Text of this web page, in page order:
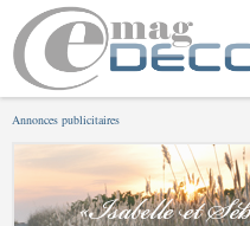
Annonces publicitaires